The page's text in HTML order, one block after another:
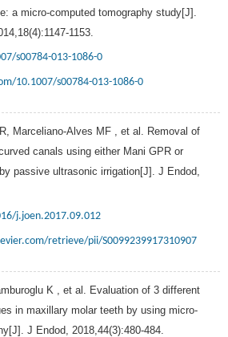
a micro-computed tomography study[J].
18(4):1147-1153.
s00784-013-1086-0
10.1007/s00784-013-1086-0
Marceliano-Alves MF , et al. Removal of
canals using either Mani GPR or
passive ultrasonic irrigation[J]. J Endod
j.joen.2017.09.012
retrieve/pii/S0099239917310907
K , et al. Evaluation of 3 different
in maxillary molar teeth by using micro-
J Endod 2018 44(3):480-484.